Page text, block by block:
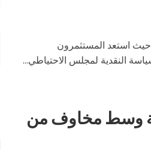
04-2023 بشكل متباين، حيث استعد المستثمرون
النقدية لمجلس الاحتياطي...
داو جونز 300 نقطة وسط مخاوف من